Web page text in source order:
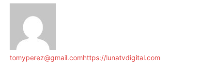
tomyperez@gmail.comhttps://lunatvdigital.com